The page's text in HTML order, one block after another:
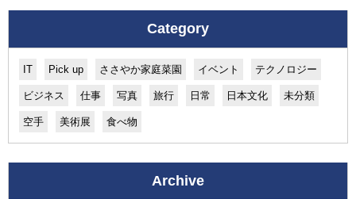
Category
IT Pick up ささやか家庭菜園 イベント テクノロジー
ビジネス 仕事 写真 旅行 日常 日本文化 未分類
空手 美術展 食べ物
Archive